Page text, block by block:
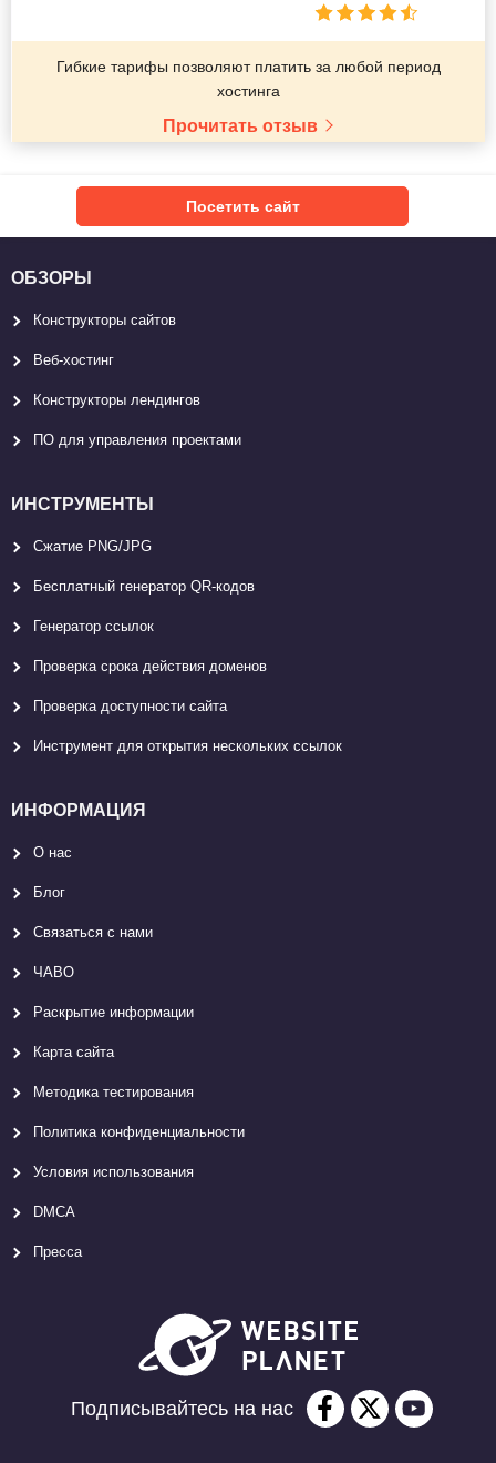
Гибкие тарифы позволяют платить за любой период
хостинга
Прочитать отзыв
Посетить сайт
ОБЗОРЫ
Конструкторы сайтов
Веб-хостинг
Конструкторы лендингов
ПО для управления проектами
ИНСТРУМЕНТЫ
Сжатие PNG/JPG
Бесплатный генератор QR-кодов
Генератор ссылок
Проверка срока действия доменов
Проверка доступности сайта
Инструмент для открытия нескольких ссылок
ИНФОРМАЦИЯ
О нас
Блог
Связаться с нами
ЧАВО
Раскрытие информации
Карта сайтa
Методика тестирования
Политика конфиденциальности
Условия использования
DMCA
Пресса
Подписывайтесь на нас